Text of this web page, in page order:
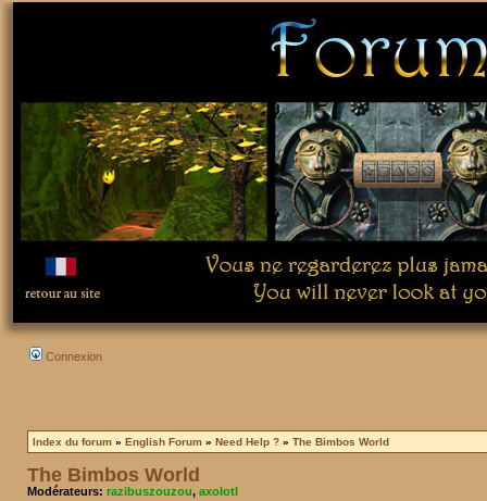
Connexion
Index du forum » English Forum » Need Help ? » The Bimbos World
The Bimbos World
Modérateurs: razibuszouzou, axolotl